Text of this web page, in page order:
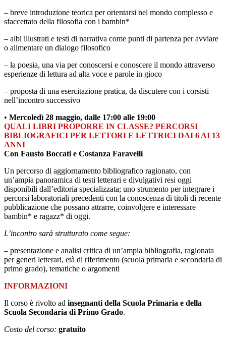
– breve introduzione teorica per orientarsi nel mondo complesso e
sfaccettato della filosofia con i bambin*
– albi illustrati e testi di narrativa come punti di partenza per avviare
o alimentare un dialogo filosofico
– la poesia, una via per conoscersi e conoscere il mondo attraverso
esperienze di lettura ad alta voce e parole in gioco
– proposta di una esercitazione pratica, da discutere con i corsisti
nell’incontro successivo
• Mercoledì 28 maggio, dalle 17:00 alle 19:00
QUALI LIBRI PROPORRE IN CLASSE? PERCORSI
BIBLIOGRAFICI PER LETTORI E LETTRICI DAI 6 AI 13
ANNI
Con Fausto Boccati e Costanza Faravelli
Un percorso di aggiornamento bibliografico ragionato, con
un’ampia panoramica di testi letterari e divulgativi resi oggi
disponibili dall’editoria specializzata; uno strumento per integrare i
percorsi laboratoriali precedenti con la conoscenza di titoli di recente
pubblicazione che possano attrarre, coinvolgere e interessare
bambin* e ragazz* di oggi.
L’incontro sarà strutturato come segue:
– presentazione e analisi critica di un’ampia bibliografia, ragionata
per generi letterari, età di riferimento (scuola primaria e secondaria di
primo grado), tematiche o argomenti
INFORMAZIONI
Il corso è rivolto ad insegnanti della Scuola Primaria e della
Scuola Secondaria di Primo Grado.
Costo del corso: gratuito